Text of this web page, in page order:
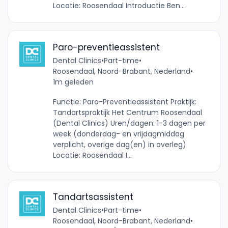
Locatie: Roosendaal Introductie Ben...
Paro-preventieassistent
Dental Clinics•Part-time•
Roosendaal, Noord-Brabant, Nederland•
1m geleden
Functie: Paro-Preventieassistent Praktijk:
Tandartspraktijk Het Centrum Roosendaal
(Dental Clinics) Uren/dagen: 1-3 dagen per
week (donderdag- en vrijdagmiddag
verplicht, overige dag(en) in overleg)
Locatie: Roosendaal I...
Tandartsassistent
Dental Clinics•Part-time•
Roosendaal, Noord-Brabant, Nederland•